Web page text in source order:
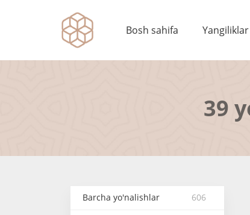
Bosh sahifa Yangiliklar
39
Barcha yo'nalishlar 606